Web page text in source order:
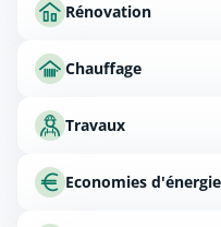
Rénovation
Chauffage
Travaux
Economies d'énergie